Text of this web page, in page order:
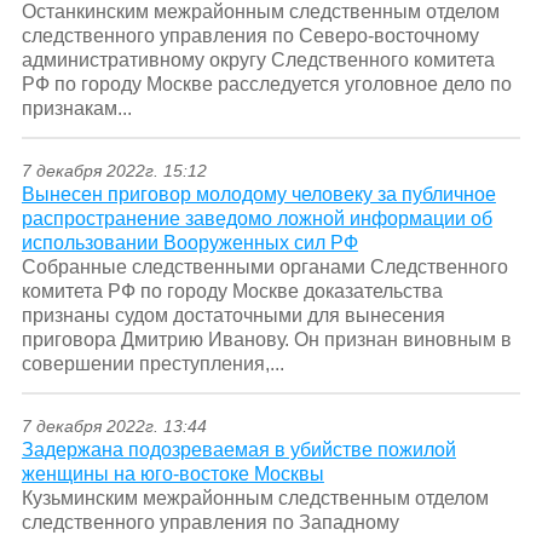
Останкинским межрайонным следственным отделом
следственного управления по Северо-восточному
административному округу Следственного комитета
РФ по городу Москве расследуется уголовное дело по
признакам...
7 декабря 2022г. 15:12
Вынесен приговор молодому человеку за публичное
распространение заведомо ложной информации об
использовании Вооруженных сил РФ
Собранные следственными органами Следственного
комитета РФ по городу Москве доказательства
признаны судом достаточными для вынесения
приговора Дмитрию Иванову. Он признан виновным в
совершении преступления,...
7 декабря 2022г. 13:44
Задержана подозреваемая в убийстве пожилой
женщины на юго-востоке Москвы
Кузьминским межрайонным следственным отделом
следственного управления по Западному